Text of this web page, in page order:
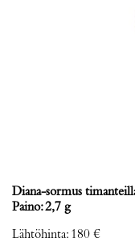
Diana-sormus
Paino: 2,7 g
Lähtöhinta: 180 €